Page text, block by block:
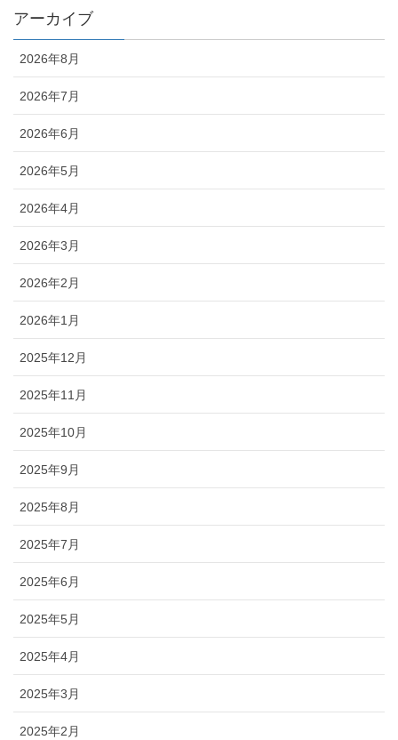
アーカイブ
2026年8月
2026年7月
2026年6月
2026年5月
2026年4月
2026年3月
2026年2月
2026年1月
2025年12月
2025年11月
2025年10月
2025年9月
2025年8月
2025年7月
2025年6月
2025年5月
2025年4月
2025年3月
2025年2月